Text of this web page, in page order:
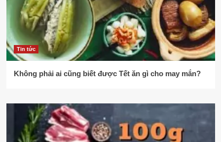
Tin tức
Không phải ai cũng biết được Tết ăn gì cho may mắn?